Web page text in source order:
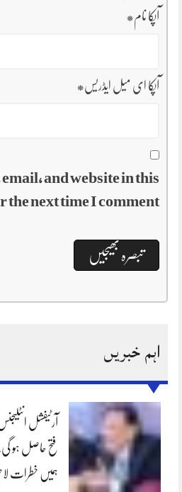
آپکا نام*
آپکا ای میل ایڈریس*
email, and website in this
the next time I comment.
اہم خبریں
آرٹیفشل
ہمیں خطرات